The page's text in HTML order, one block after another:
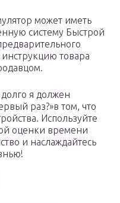
может иметь
систему Быстрой
товара
я должен
раз?»в том, что
Используйте
оценки времени
и наслаждайтесь